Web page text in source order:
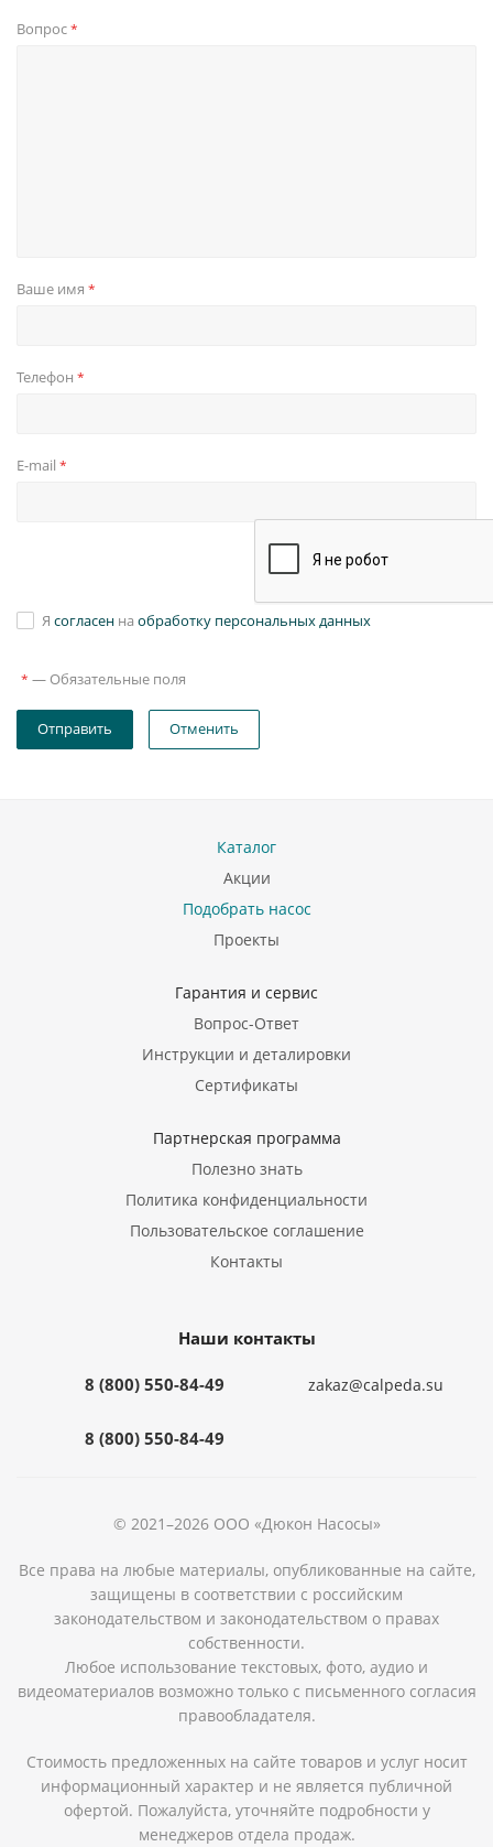
Вопрос*
Ваше имя *
Телефон *
E-mail *
Я согласен на обработку персональных данных
* — Обязательные поля
Отправить Отменить
Каталог
Акции
Подобрать насос
Проекты
Гарантия и сервис
Вопрос-Ответ
Инструкции и деталировки
Сертификаты
Партнерская программа
Полезно знать
Политика конфиденциальности
Пользовательское соглашение
Контакты
Наши контакты
8 (800) 550-84-49
8 (800) 550-84-49
zakaz@calpeda.su
© 2021–2026 ООО «Дюкон Насосы»
Все права на любые материалы, опубликованные на сайте,
защищены в соответствии с российским
законодательством и законодательством о правах
собственности.
Любое использование текстовых, фото, аудио и
видеоматериалов возможно только с письменного согласия
правообладателя.
Стоимость предложенных на сайте товаров и услуг носит
информационный характер и не является публичной
офертой. Пожалуйста, уточняйте подробности у
менеджеров отдела продаж.